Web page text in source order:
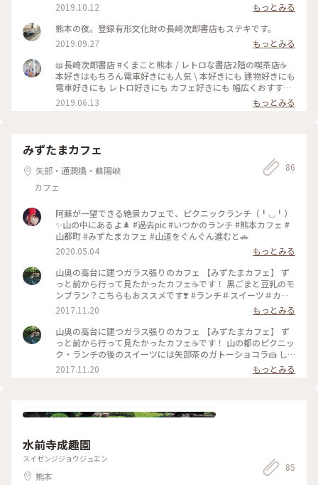
2019.10.12
もっとみる
熊本の夜。登録有形文化財の長崎次郎書店もステキです。
2019.09.27
もっとみる
📖長崎次郎書店 #くまこと熊本 / レトロな書店2階の喫茶店☕
本好きはもちろん電車好きにも人気 \ 本好きにも 建物好きにも
電車好きにも レトロ好きにも カフェ好きにも 幅広くおすすめ
🙌 #熊本 #熊本カフェ #長崎次郎書店 #書店 #本屋 #熊本喫茶店
#☕ #喫茶店 #熊本グルメ #カフェ#熊本旅行 #熊本観光 #熊本旅
にて☕
2019.06.13 もっとみる
みずたまカフェ
矢部・通潤橋・蘇陽峡
カフェ
86
阿蘇が一望できる絶景カフェで、ピクニックランチ（╹◡╹）
✨山の中にあるよ🌲 #過去pic #いつかのランチ #熊本カフェ #
山都町 #みずたまカフェ #山道をぐんぐん進むと🚗
2020.05.04
もっとみる
山奥の高台に建つガラス張りのカフェ 【みずたまカフェ】 ず
っと前から行って見たかったカフェ☕️です！ 黒ごまと豆乳のモ
ンブラン？こちらもおススメです❣️ #ランチ＃スイーツ＃カフ
ェ＃隠れ家カフェ＃絶景カフェ#山都町
2017.11.20
もっとみる
山奥の高台に建つガラス張りのカフェ 【みずたまカフェ】 ず
っと前から行って見たかったカフェ☕️です！ 山の都のピクニッ
ク・ランチの後のスイーツには矢部茶のガトーショコラ🍰 し
っとりして、大人のお味で美味しかったです❣️ #ランチ#スイー
ツ＃カフェ＃隠れ家カフェ＃絶景カフェ#山都町
2017.11.20 もっとみる
水前寺成趣園
スイゼンジジョウジュエン
熊本
85